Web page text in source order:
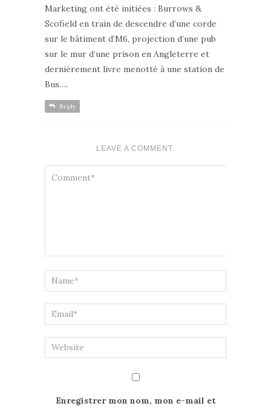
Marketing ont été initiées : Burrows &
Scofield en train de descendre d’une corde
sur le bâtiment d’M6, projection d’une pub
sur le mur d’une prison en Angleterre et
dernièrement livre menotté à une station de
Bus….
Reply
LEAVE A COMMENT.
Enregistrer mon nom, mon e-mail et